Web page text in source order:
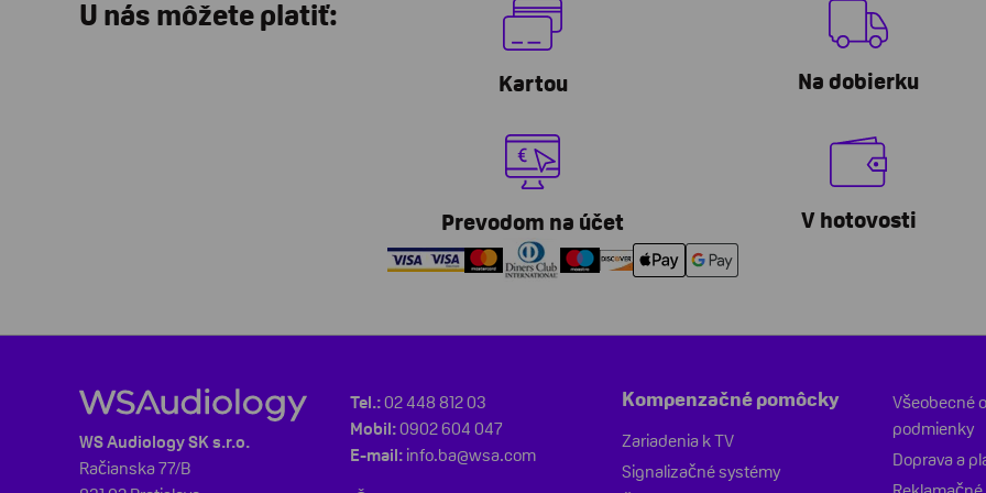
U nás môžete platiť:
Kartou Na dobierku
Prevodom na účet V hotovosti
WS Audiology SK s.r.o.
Račianska 77/B
Tel.:02 448 812 03
Mobil:0902 604 047
E-mail: info.ba@wsa.com
Kompenzačné pomôcky
Zariadenia k TV
Signalizačné systémy
Všeobecné
podmienky
Doprava a